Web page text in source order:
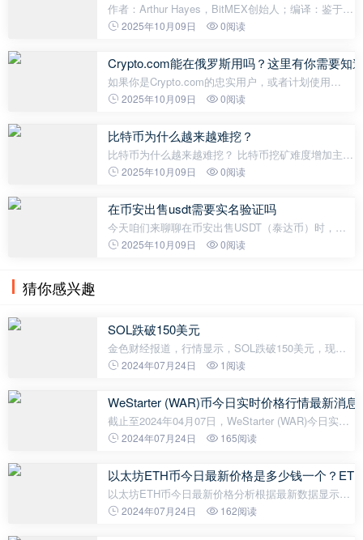
作者：Arthur Hayes，BitMEX创始人；编译：鉴于人
类尚未达到科幻乌托邦式的后稀缺状态，社会该如何
消费任何我们想要的东西，那样就消除了
2025年10月09日 0阅读
Crypto.com能在俄罗斯用吗？这里有你需要知
如果你是Crypto.com的忠实用户，或者计划使用
Crypto.com在俄罗斯进行加密货币交易、支付或投
让我们开始吧！ 1. Crypto.com能在俄
2025年10月09日 0阅读
比特币为什么越来越难挖？
比特币为什么越来越难挖？ 比特币挖矿难度增加主要
源于以下几点原因：一是比特币网络的设计机制，每
网算力的持续增长，矿工之间的竞
2025年10月09日 0阅读
在币安出售usdt需要实名验证吗
今天咱们来聊聊在币安出售USDT（泰达币）时，是
否需要实名验证的问题。你是不是也在考虑把手里的
2025年10月09日 0阅读
猜你感兴趣
SOL跌破150美元
金色财经报道，行情显示，SOL跌破150美元，现报
148.87美元，日内跌幅14.79%，行情波动较大，请做
2024年07月24日 1阅读
WeStarter (WAR)币今日实时价格行情最新消息
截止至2024年04月07日，WeStarter (WAR)今日实时
最新价格是0.00399美元，约等于人民币0.0289元。
价$0.00314美元，24H成交额$33,735
2024年07月24日 165阅读
以太坊ETH币今日最新价格是多少钱一个？
以太坊ETH币今日最新价格分析根据最新数据显示，
截止至2024年03月21日，以太坊ETH币的最新价格为
2024年07月24日 162阅读